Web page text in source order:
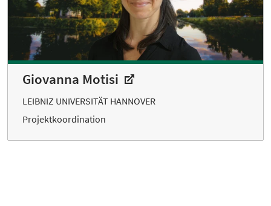
Giovanna Motisi
LEIBNIZ UNIVERSITÄT HANNOVER
Projektkoordination